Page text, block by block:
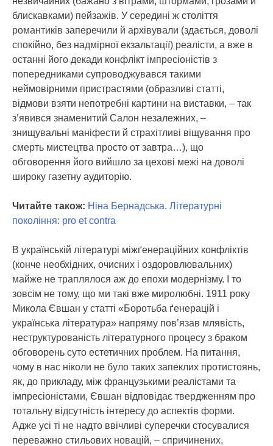
блискавками) пейзажів. У середині ж століття
романтиків заперечили й архівували (здається, доволі
спокійно, без надмірної екзальтації) реалісти, а вже в
останні його декади конфлікт імпресіоністів з
попередниками супроводжувався такими
неймовірними пристрастями (образливі статті,
відмови взяти непотребні картини на виставки, – так
з’явився знаменитий Салон незалежних, –
знищувальні маніфести й страхітливі віщування про
смерть мистецтва просто от завтра…), що
обговорення його вийшло за цехові межі на доволі
широку газетну аудиторію.
Читайте також: Ніна Бернадська. Літературні
покоління: pro et contra
В українській літературі міжґенераційних конфліктів
(конче необхідних, очисних і оздоровлювальних)
майже не траплялося аж до епохи модернізму. І то
зовсім не тому, що ми такі вже миролюбні. 1911 року
Микола Євшан у статті «Боротьба ґенерацій і
українська література» напряму пов’язав млявість,
неструктурованість літературного процесу з браком
обговорень суто естетичних проблем. На питання,
чому в нас ніколи не було таких запеклих протистоянь,
як, до прикладу, між французькими реалістами та
імпресіоністами, Євшан відповідає твердженням про
тотальну відсутність інтересу до аспектів форми.
Адже усі ті не надто ввічливі суперечки стосувалися
переважно стильових новацій, – спричинених,